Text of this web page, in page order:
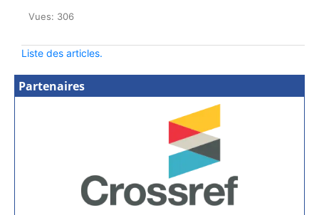
Vues: 306
Liste des articles.
Partenaires